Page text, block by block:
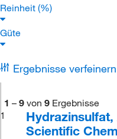
Reinheit (%)
Güte
Ergebnisse verfeinern
1 – 9 von 9 Ergebnisse
1
Scientific